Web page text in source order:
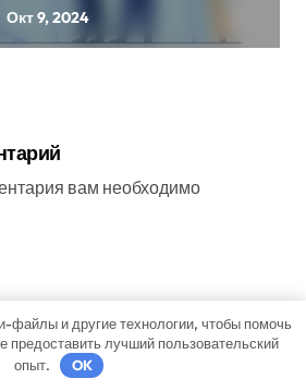
Окт 9, 2024
вам необходимо
файлы и другие технологии, чтобы помочь
предоставить лучший пользовательский
опыт.
OK